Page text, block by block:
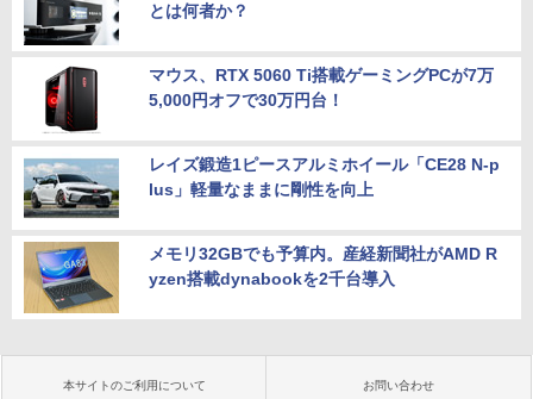
とは何者か？
マウス、RTX 5060 Ti搭載ゲーミングPCが7万
5,000円オフで30万円台！
レイズ鍛造1ピースアルミホイール「CE28 N-p
lus」軽量なままに剛性を向上
メモリ32GBでも予算内。産経新聞社がAMD R
yzen搭載dynabookを2千台導入
本サイトのご利用について お問い合わせ